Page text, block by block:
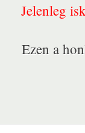
Jelenleg
Ezen a